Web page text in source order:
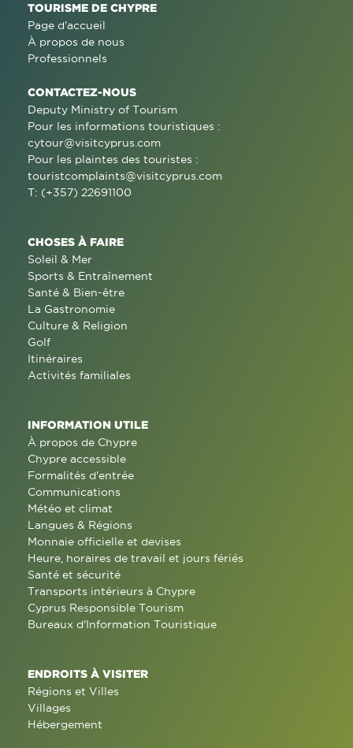
TOURISME DE CHYPRE
Page d'accueil
À propos de nous
Professionnels
CONTACTEZ-NOUS
Deputy Ministry of Tourism
Pour les informations touristiques :
cytour@visitcyprus.com
Pour les plaintes des touristes :
touristcomplaints@visitcyprus.com
T: (+357) 22691100
CHOSES À FAIRE
Soleil & Mer
Sports & Entraînement
Santé & Bien-être
La Gastronomie
Culture & Religion
Golf
Itinéraires
Activités familiales
INFORMATION UTILE
À propos de Chypre
Chypre accessible
Formalités d'entrée
Communications
Météo et climat
Langues & Régions
Monnaie officielle et devises
Heure, horaires de travail et jours fériés
Santé et sécurité
Transports intérieurs à Chypre
Cyprus Responsible Tourism
Bureaux d'Information Touristique
ENDROITS À VISITER
Régions et Villes
Villages
Hébergement